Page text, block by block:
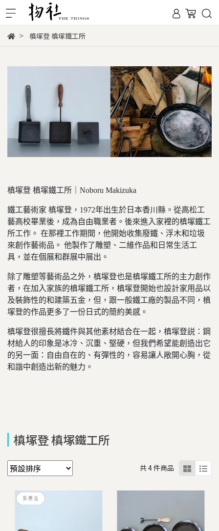
槙塚登 槙塚鐵工所
槙塚登 槙塚鐵工所｜Noboru Makizuka
鐵工藝術家 槙塚登，1972年出生於日本香川縣。從高松工
藝高校畢業後，成為自由職業者。後來進入家裡的槙塚鐵工
所工作。 在那裡工作期間，他開始收集廢鐵、浮木和垃圾
來創作藝術品。 他製作了雕塑、二維作品和日常生活工
具，並在個展和群展中展出。
除了雕塑等藝術品之外，槙塚登也是槙塚鐵工所的主力創作
者，在加入家族的槙塚鐵工所，槙塚登開始也設計家用品以
及裝飾性的和建築五金，但，跟一般鐵工廠的製品不同，槙
塚登的作品更多了一份日式的簡約美感。
槙塚登很擅長將鐵件與其他素材結合在一起，槙塚登説：鋼
材給人的印象是冰冷、沉重、堅硬，但我們希望能創造出它
的另一面：自由自在的、有彈性的，容易讓人敞開心胸，從
和諧中創造出新的魅力。
槙塚登 槙塚鐵工所
共 4 件商品